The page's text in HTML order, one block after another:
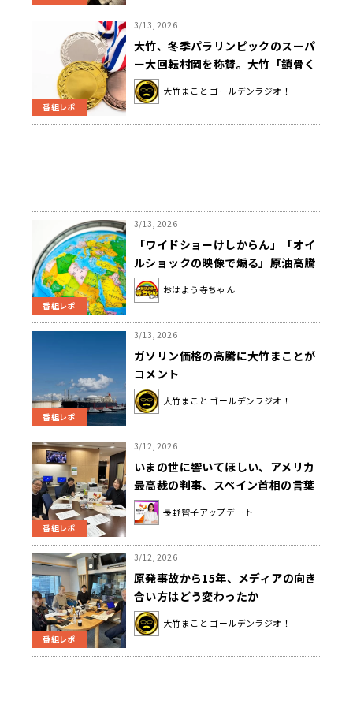
番組レポ
3/13, 2026
大竹、冬季パラリンピックのスーパ
ー大回転村岡を称賛。大竹「鎖骨く
っついてなかったらしいよ」
大竹まこと ゴールデンラジオ！
番組レポ
3/13, 2026
「ワイドショーけしからん」「オイ
ルショックの映像で煽る」原油高騰
でトイレ紙どうなる？
おはよう寺ちゃん
番組レポ
3/13, 2026
ガソリン価格の高騰に大竹まことが
コメント
大竹まこと ゴールデンラジオ！
番組レポ
3/12, 2026
いまの世に響いてほしい、アメリカ
最高裁の判事、スペイン首相の言葉
長野智子アップデート
番組レポ
3/12, 2026
原発事故から15年、メディアの向き
合い方はどう変わったか
大竹まこと ゴールデンラジオ！